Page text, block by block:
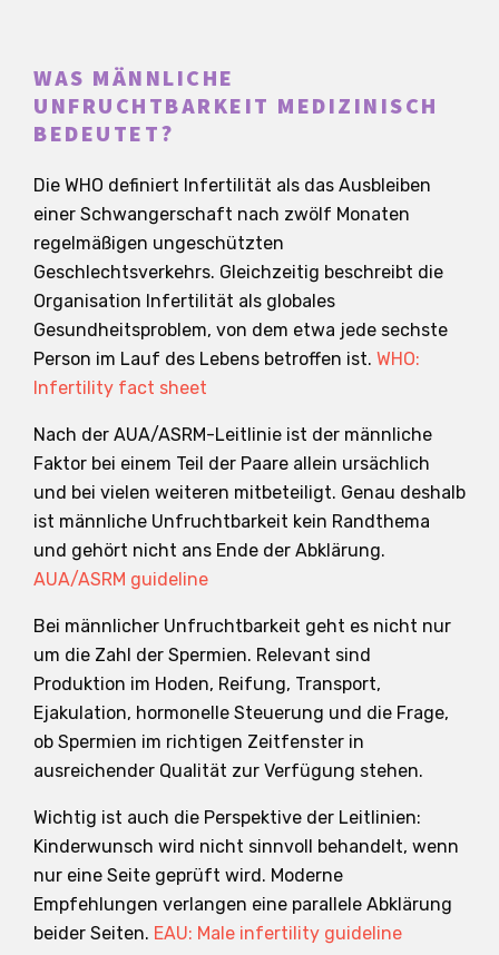
WAS MÄNNLICHE
UNFRUCHTBARKEIT MEDIZINISCH
BEDEUTET?
Die WHO definiert Infertilität als das Ausbleiben
einer Schwangerschaft nach zwölf Monaten
regelmäßigen ungeschützten
Geschlechtsverkehrs. Gleichzeitig beschreibt die
Organisation Infertilität als globales
Gesundheitsproblem, von dem etwa jede sechste
Person im Lauf des Lebens betroffen ist. WHO:
Infertility fact sheet
Nach der AUA/ASRM-Leitlinie ist der männliche
Faktor bei einem Teil der Paare allein ursächlich
und bei vielen weiteren mitbeteiligt. Genau deshalb
ist männliche Unfruchtbarkeit kein Randthema
und gehört nicht ans Ende der Abklärung.
AUA/ASRM guideline
Bei männlicher Unfruchtbarkeit geht es nicht nur
um die Zahl der Spermien. Relevant sind
Produktion im Hoden, Reifung, Transport,
Ejakulation, hormonelle Steuerung und die Frage,
ob Spermien im richtigen Zeitfenster in
ausreichender Qualität zur Verfügung stehen.
Wichtig ist auch die Perspektive der Leitlinien:
Kinderwunsch wird nicht sinnvoll behandelt, wenn
nur eine Seite geprüft wird. Moderne
Empfehlungen verlangen eine parallele Abklärung
beider Seiten. EAU: Male infertility guideline